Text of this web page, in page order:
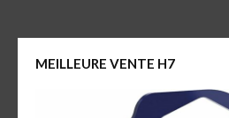
MEILLEURE VENTE H7